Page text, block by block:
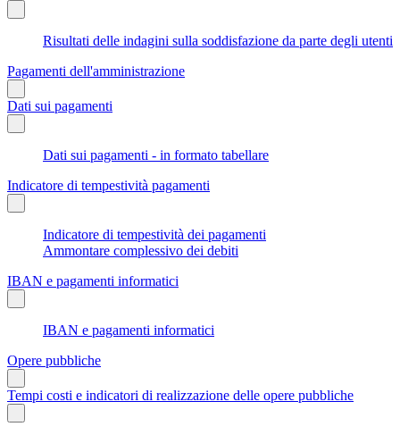
Risultati delle indagini sulla soddisfazione da parte degli utenti
Pagamenti dell'amministrazione
Dati sui pagamenti
Dati sui pagamenti - in formato tabellare
Indicatore di tempestività pagamenti
Indicatore di tempestività dei pagamenti
Ammontare complessivo dei debiti
IBAN e pagamenti informatici
IBAN e pagamenti informatici
Opere pubbliche
Tempi costi e indicatori di realizzazione delle opere pubbliche